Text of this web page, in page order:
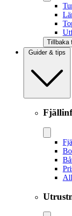
Tillbaka
Guider & tips